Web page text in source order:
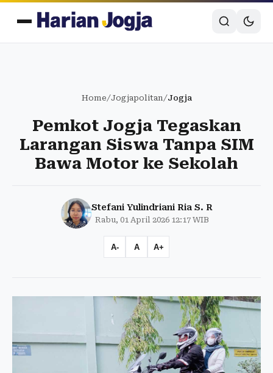
Home/Jogjapolitan/Jogja
Pemkot Jogja Tegaskan
Larangan Siswa Tanpa SIM
Bawa Motor ke Sekolah
Stefani Yulindriani Ria S. R
Rabu, 01 April 2026 12:17 WIB
A- A A+